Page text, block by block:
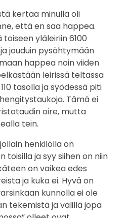
kertaa minulla oli
että en saa happea.
yläleiriin 6100
jouduin pysähtymään
happea noin viiden
leirissä teltassa
tasolla ja syödessä piti
Tämä ei
oire, mutta
tein.
henkilöllä on
toisilla ja syy siihen on niin
on vaikea edes
ja kuka ei. Hyvä on
kunnolla ei ole
tekemistä ja välillä jopa